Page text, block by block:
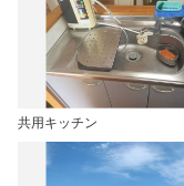
共用キッチン